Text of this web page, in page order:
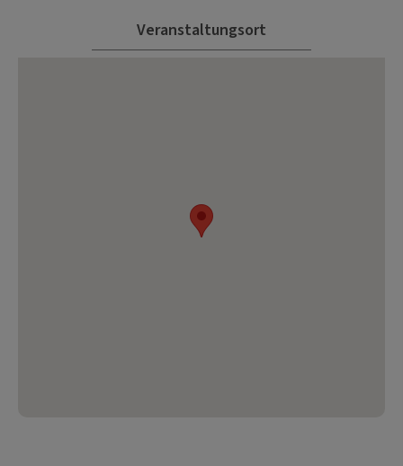
Veranstaltungsort